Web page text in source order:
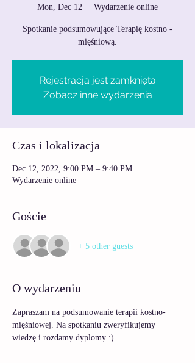
Mon, Dec 12 Wydarzenie online
Spotkanie podsumowujące Terapię kostno -
mięśniową.
Rejestracja jest zamknięta
Zobacz inne wydarzenia
Czas i lokalizacja
Dec 12, 2022, 9:00 PM – 9:40 PM
Wydarzenie online
Goście
+ 5 other guests
O wydarzeniu
Zapraszam na podsumowanie terapii kostno-
mięśniowej. Na spotkaniu zweryfikujemy
wiedzę i rozdamy dyplomy :)